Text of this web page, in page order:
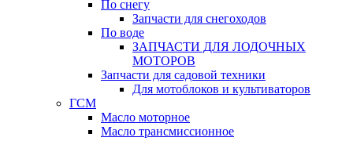
По снегу
Запчасти для снегоходов
По воде
ЗАПЧАСТИ ДЛЯ ЛОДОЧНЫХ
МОТОРОВ
Запчасти для садовой техники
Для мотоблоков и культиваторов
ГСМ
Масло моторное
Масло трансмиссионное